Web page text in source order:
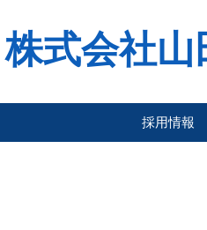
株式会社山
採用情報